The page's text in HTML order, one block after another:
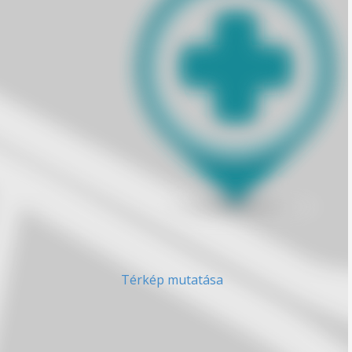
Térkép mutatása